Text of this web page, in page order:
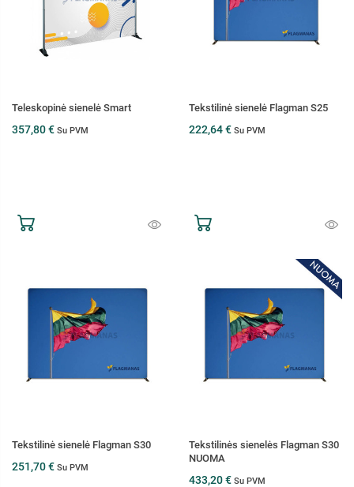
Teleskopinė sienelė Smart
357,80 € Su PVM
Tekstilinė sienelė Flagman S25
222,64 € Su PVM
Tekstilinė sienelė Flagman S30
251,70 € Su PVM
Tekstilinės sienelės Flagman S30
NUOMA
433,20 € Su PVM